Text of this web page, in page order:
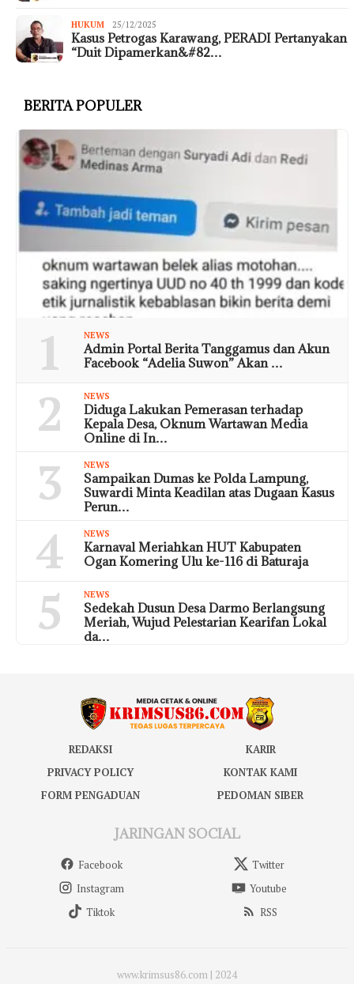
HUKUM 25/12/2025
Kasus Petrogas Karawang, PERADI Pertanyakan
“Duit Dipamerkan&#82…
BERITA POPULER
1 NEWS
Admin Portal Berita Tanggamus dan Akun
Facebook “Adelia Suwon” Akan …
2 NEWS
Diduga Lakukan Pemerasan terhadap
Kepala Desa, Oknum Wartawan Media
Online di In…
3 NEWS
Sampaikan Dumas ke Polda Lampung,
Suwardi Minta Keadilan atas Dugaan Kasus
Perun…
4 NEWS
Karnaval Meriahkan HUT Kabupaten
Ogan Komering Ulu ke-116 di Baturaja
5 NEWS
Sedekah Dusun Desa Darmo Berlangsung
Meriah, Wujud Pelestarian Kearifan Lokal
da…
REDAKSI
KARIR
PRIVACY POLICY
KONTAK KAMI
FORM PENGADUAN
PEDOMAN SIBER
JARINGAN SOCIAL
Facebook
Twitter
Instagram
Youtube
Tiktok
RSS
www.krimsus86.com | 2024